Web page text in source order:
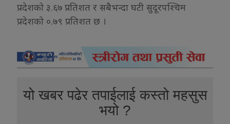
प्रदेशको ३.६७ प्रतिशत र सबैभन्दा घटी सुदूरपश्चिम
प्रदेशको ०.७९ प्रतिशत छ ।
यो खबर पढेर तपाईलाई कस्तो महसुस
भयो ?